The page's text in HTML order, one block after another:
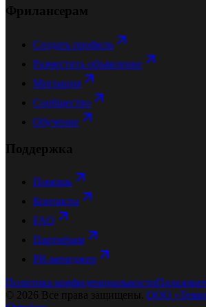
Фрилансерам
Создать профиль
Разместить объявление
Миграция
Сообщество
Обучение
Поддержка
Помощь
Контакты
FAQ
Партнёрам
PR-менеджер
Политика конфиденциальности
©
2026 Все права защищены. ООО